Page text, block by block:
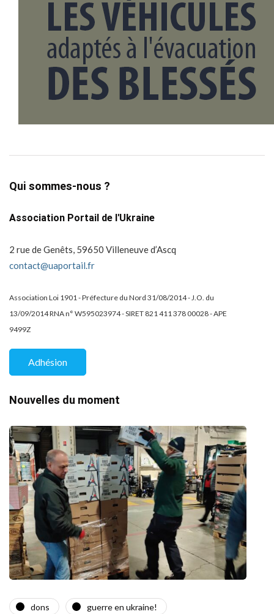
Qui sommes-nous ?
Association Portail de l'Ukraine
2 rue de Genêts, 59650 Villeneuve d’Ascq
contact@uaportail.fr
Association Loi 1901 - Préfecture du Nord 31/08/2014 - J.O. du
13/09/2014 RNA n° W595023974 - SIRET 821 411 378 00028 - APE
9499Z
Adhésion
Nouvelles du moment
dons
guerre en ukraine!